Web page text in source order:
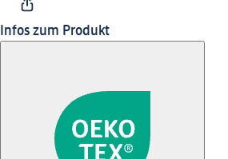
Infos zum Produkt